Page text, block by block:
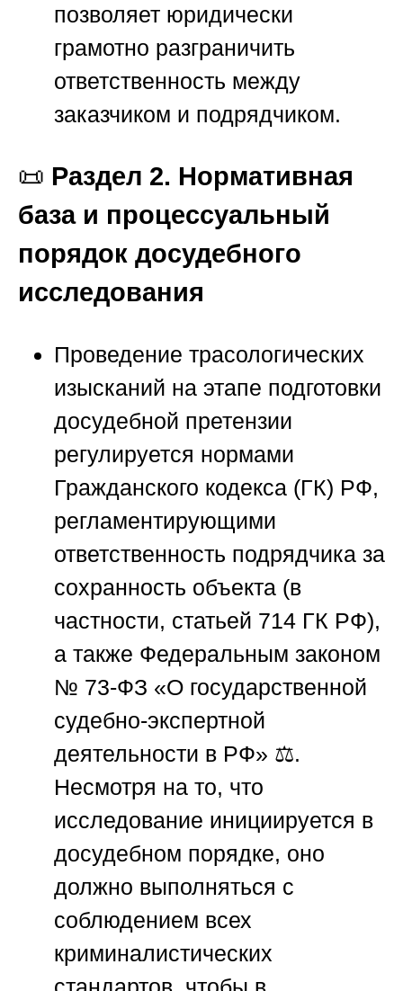
позволяет юридически
грамотно разграничить
ответственность между
заказчиком и подрядчиком.
📜 Раздел 2. Нормативная
база и процессуальный
порядок досудебного
исследования
Проведение трасологических
изысканий на этапе подготовки
досудебной претензии
регулируется нормами
Гражданского кодекса (ГК) РФ,
регламентирующими
ответственность подрядчика за
сохранность объекта (в
частности, статьей 714 ГК РФ),
а также Федеральным законом
№ 73-ФЗ «О государственной
судебно-экспертной
деятельности в РФ» ⚖️.
Несмотря на то, что
исследование инициируется в
досудебном порядке, оно
должно выполняться с
соблюдением всех
криминалистических